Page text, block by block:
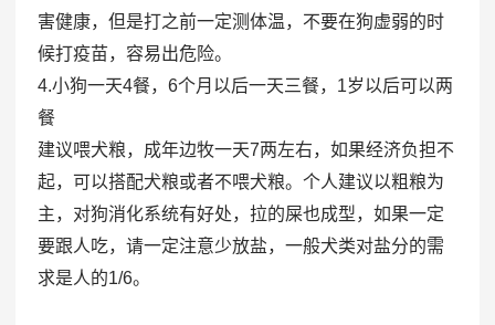
害健康，但是打之前一定测体温，不要在狗虚弱的时
候打疫苗，容易出危险。
4.小狗一天4餐，6个月以后一天三餐，1岁以后可以两
餐
建议喂犬粮，成年边牧一天7两左右，如果经济负担不
起，可以搭配犬粮或者不喂犬粮。个人建议以粗粮为
主，对狗消化系统有好处，拉的屎也成型，如果一定
要跟人吃，请一定注意少放盐，一般犬类对盐分的需
求是人的1/6。